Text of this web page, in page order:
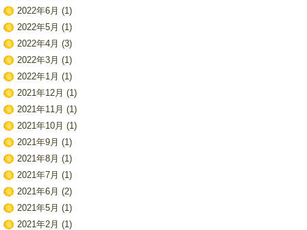
2022年6月 (1)
2022年5月 (1)
2022年4月 (3)
2022年3月 (1)
2022年1月 (1)
2021年12月 (1)
2021年11月 (1)
2021年10月 (1)
2021年9月 (1)
2021年8月 (1)
2021年7月 (1)
2021年6月 (2)
2021年5月 (1)
2021年2月 (1)